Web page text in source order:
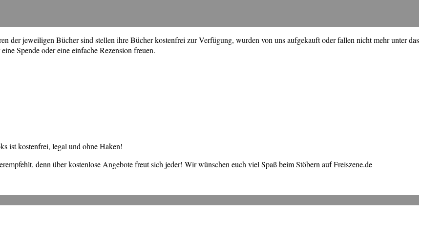
der jeweiligen Bücher sind stellen ihre Bücher kostenfrei zur Verfügung, wurden von uns aufgekauft oder fallen nicht mehr unter das
Spende oder eine einfache Rezension freuen.
ist kostenfrei, legal und ohne Haken!
denn über kostenlose Angebote freut sich jeder! Wir wünschen euch viel Spaß beim Stöbern auf Freiszene.de